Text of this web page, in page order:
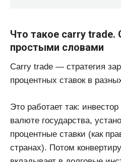
Что такое carry trade.
простыми словами
Carry trade — стратегия
процентных ставок в
Это работает так:
валюте государства,
процентные ставки (как
странах). Потом